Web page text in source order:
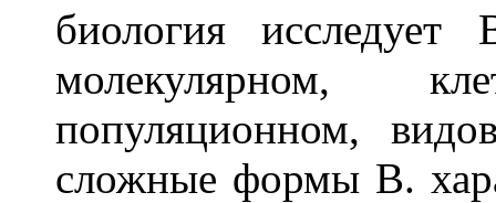
биология
молекулярном,
популяционном,
сложные формы В.